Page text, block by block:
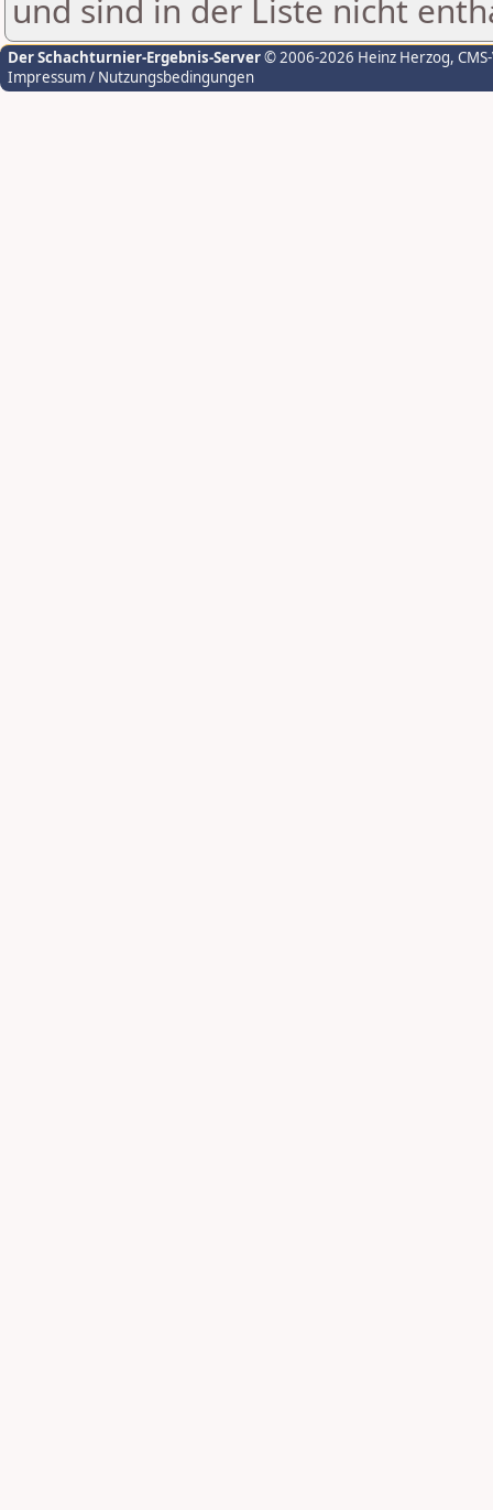
und sind in der Liste nicht
Der Schachturnier-Ergebnis-Server© 2006-2026 Heinz Herzog,
Impressum / Nutzungsbedingungen